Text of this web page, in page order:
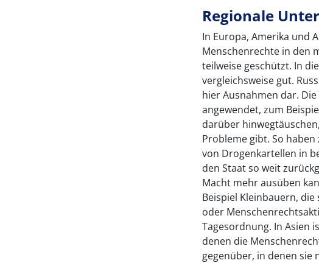
Regionale
In Europa, Amerika und
Menschenrechte in den
teilweise geschützt. In
vergleichsweise gut.
hier Ausnahmen dar.
angewendet, zum
darüber
Probleme gibt. So
von Drogenkartellen in
den Staat so weit
Macht mehr ausüben
Beispiel Kleinbauern,
oder
Tagesordnung. In Asien
denen die
gegenüber, in denen sie